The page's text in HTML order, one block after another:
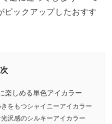
ピックアップしたおすす
楽しめる単色アイカラー
をもつシャイニーアイカラー
沢感のシルキーアイカラー